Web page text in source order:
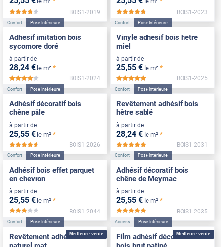
*****
BOIS1-2019
*****
BOIS1-2023
Confort Pose Intérieure
Adhésif imitation bois
sycomore doré
à partir de
28,24 € le m² *
*****
BOIS1-2024
Confort Pose Intérieure
Vinyle adhésif bois hêtre
miel
à partir de
25,55 € le m² *
BOIS1-2025
Confort Pose Intérieure
Adhésif décoratif bois
chêne pâle
à partir de
25,55 € le m² *
*****
BOIS1-2026
Confort Pose Intérieure
Revêtement adhésif bois
hêtre sablé
à partir de
28,24 € le m² *
BOIS1-2031
Confort Pose Intérieure
Adhésif bois effet parquet
en chevron
à partir de
25,55 € le m² *
*****
BOIS1-2044
Confort Pose Intérieure
Adhésif décoratif bois
chêne de Meymac
à partir de
25,55 € le m² *
BOIS1-2035
Meilleure vente
Confort Pose Intérieure
Revêtement adhésif chêne
Meilleure vente
Access Pose Intérieure
Film adhésif décoratif effet